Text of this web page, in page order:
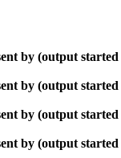
by (output started
by (output started
by (output started
by (output started